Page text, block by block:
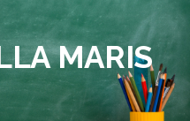
MARIS